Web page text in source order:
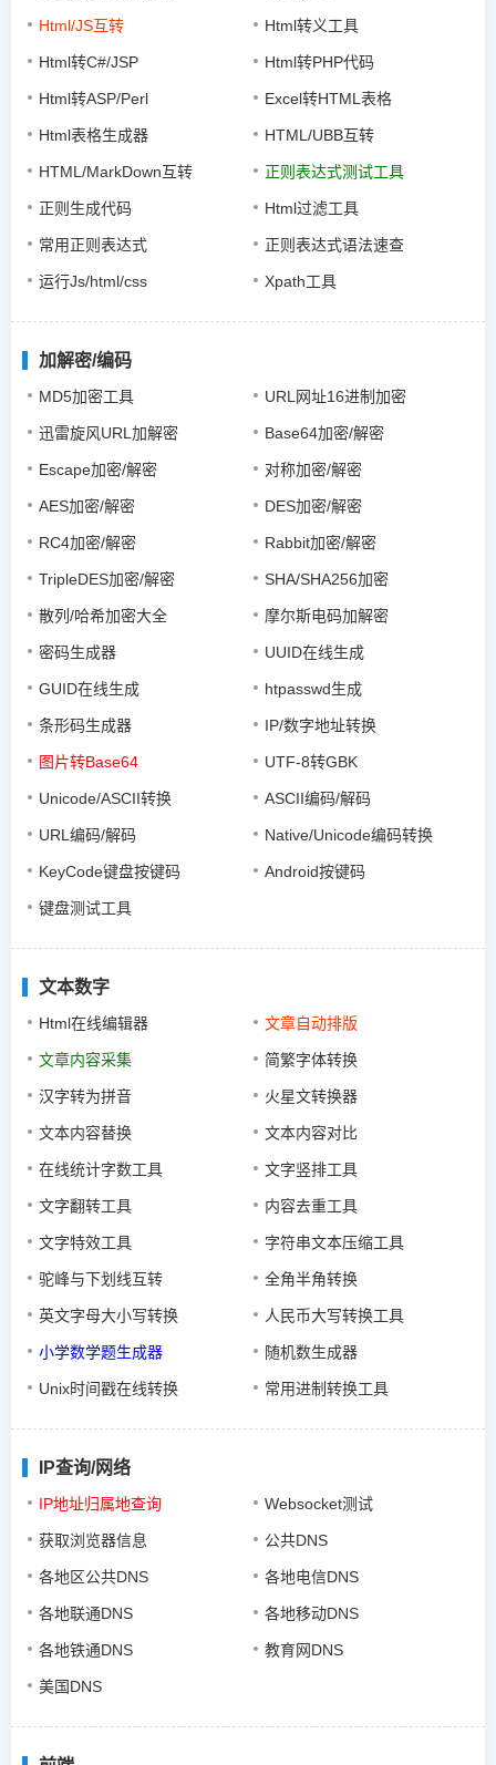
Html/JS互转 Html转义工具
Html转C#/JSP Html转PHP代码
Html转ASP/Perl Excel转HTML表格
Html表格生成器 HTML/UBB互转
HTML/MarkDown互转 正则表达式测试工具
正则生成代码 Html过滤工具
常用正则表达式 正则表达式语法速查
运行Js/html/css Xpath工具
加解密/编码
MD5加密工具 URL网址16进制加密
迅雷旋风URL加解密 Base64加密/解密
Escape加密/解密 对称加密/解密
AES加密/解密 DES加密/解密
RC4加密/解密 Rabbit加密/解密
TripleDES加密/解密 SHA/SHA256加密
散列/哈希加密大全 摩尔斯电码加解密
密码生成器 UUID在线生成
GUID在线生成 htpasswd生成
条形码生成器 IP/数字地址转换
图片转Base64 UTF-8转GBK
Unicode/ASCII转换 ASCII编码/解码
URL编码/解码 Native/Unicode编码转换
KeyCode键盘按键码 Android按键码
键盘测试工具
文本数字
Html在线编辑器 文章自动排版
文章内容采集 简繁字体转换
汉字转为拼音 火星文转换器
文本内容替换 文本内容对比
在线统计字数工具 文字竖排工具
文字翻转工具 内容去重工具
文字特效工具 字符串文本压缩工具
驼峰与下划线互转 全角半角转换
英文字母大小写转换 人民币大写转换工具
小学数学题生成器 随机数生成器
Unix时间戳在线转换 常用进制转换工具
IP查询/网络
IP地址归属地查询 Websocket测试
获取浏览器信息 公共DNS
各地区公共DNS 各地电信DNS
各地联通DNS 各地移动DNS
各地铁通DNS 教育网DNS
美国DNS